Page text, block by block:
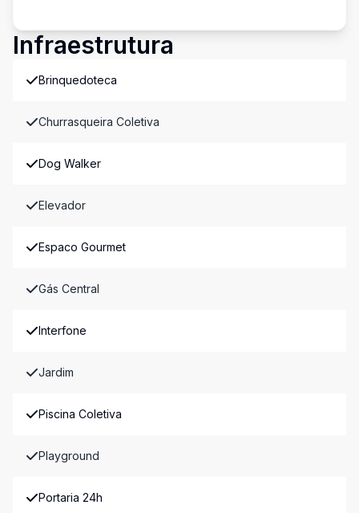
Infraestrutura
Brinquedoteca
Churrasqueira Coletiva
Dog Walker
Elevador
Espaco Gourmet
Gás Central
Interfone
Jardim
Piscina Coletiva
Playground
Portaria 24h